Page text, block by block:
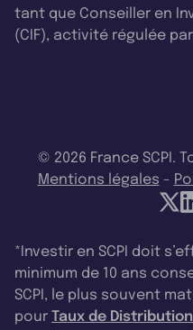
tant que Conseiller en
(CIF), activité régulée par
© 2026 France SCPI.
Mentions légales -
*Investir en SCPI doit
minimum de 10 ans
SCPI, le plus souvent
pour Taux de Distribution